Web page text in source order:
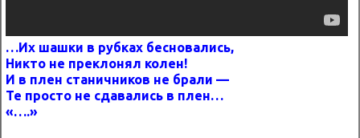
…Их шашки в рубках бесновались,
Никто не преклонял колен!
И в плен станичников не брали —
Те просто не сдавались в плен…
«….»